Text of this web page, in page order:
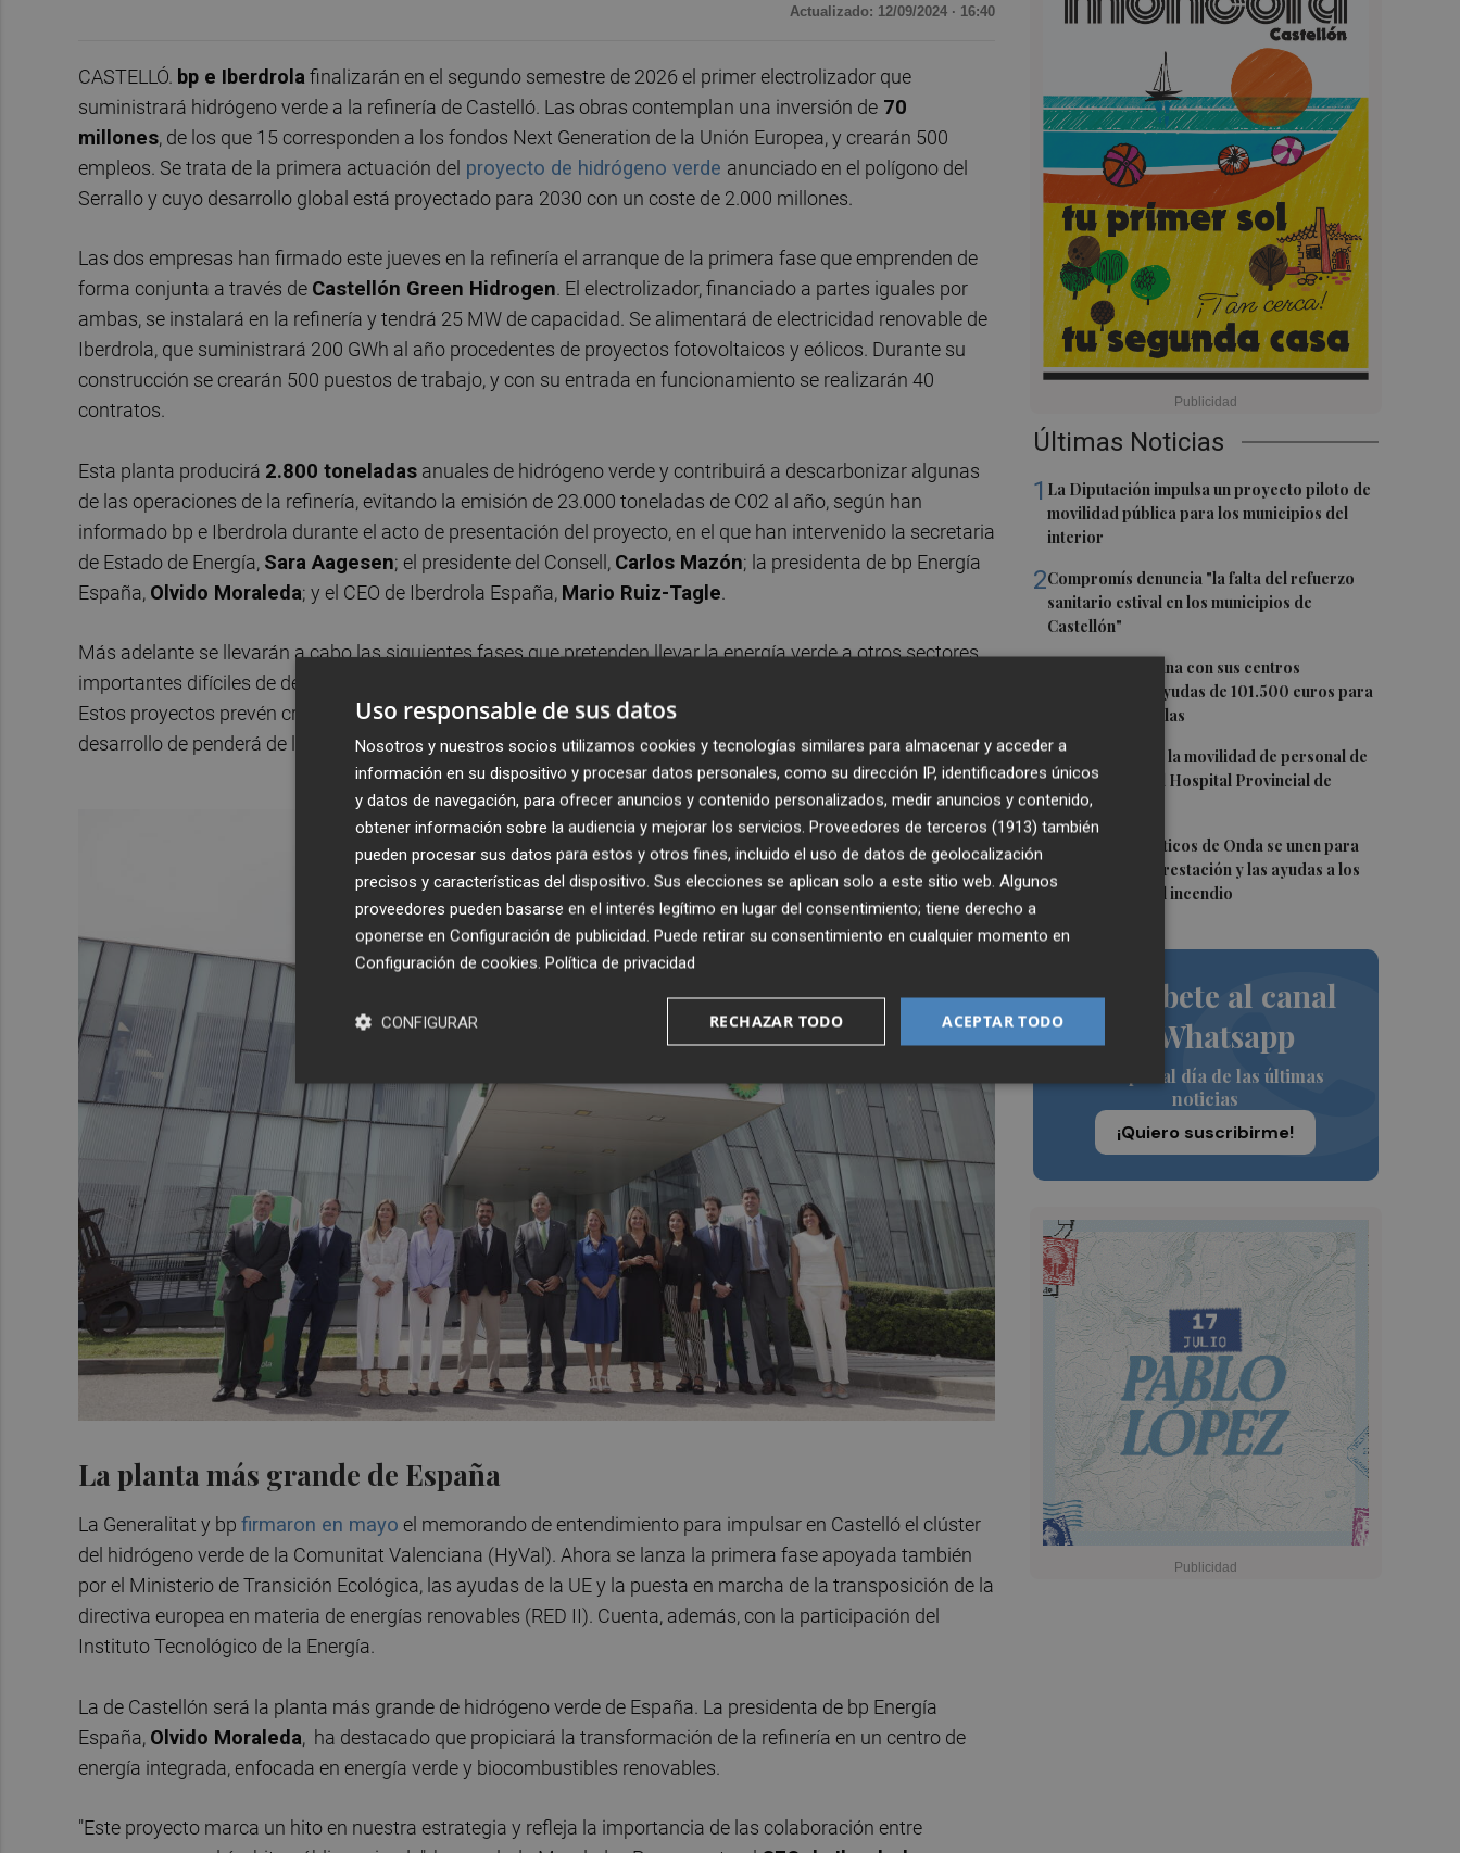
Últimas Noticias
1 La Diputación impulsa un proyecto piloto de
movilidad pública para los municipios del
interior
2Compromís denuncia "la falta del refuerzo
sanitario estival en los municipios de
Castellón"
Burriana coordina con sus centros
educativos las ayudas de 101.500 euros para
climatizar las aulas
4CCOO denuncia la movilidad de personal de
enfermería en el Hospital Provincial de
Castellón
5
Los grupos políticos de Onda se unen para
impulsar la reforestación y las ayudas a los
afectados por el incendio
Suscríbete al canal
de Whatsapp
Siempre al día de las últimas
noticias
¡Quiero suscribirme!
Actualizado: 12/09/2024 · 16:40
CASTELLÓ. bp e Iberdrola finalizarán en el segundo semestre de 2026 el primer electrolizador que
suministrará hidrógeno verde a la refinería de Castelló. Las obras contemplan una inversión de 70
millones, de los que 15 corresponden a los fondos Next Generation de la Unión Europea, y crearán 500
empleos. Se trata de la primera actuación del proyecto de hidrógeno verde anunciado en el polígono del
Serrallo y cuyo desarrollo global está proyectado para 2030 con un coste de 2.000 millones.
Las dos empresas han firmado este jueves en la refinería el arranque de la primera fase que emprenden de
forma conjunta a través de Castellón Green Hidrogen. El electrolizador, financiado a partes iguales por
ambas, se instalará en la refinería y tendrá 25 MW de capacidad. Se alimentará de electricidad renovable de
Iberdrola, que suministrará 200 GWh al año procedentes de proyectos fotovoltaicos y eólicos. Durante su
construcción se crearán 500 puestos de trabajo, y con su entrada en funcionamiento se realizarán 40
contratos.
Esta planta producirá 2.800 toneladas anuales de hidrógeno verde y contribuirá a descarbonizar algunas
de las operaciones de la refinería, evitando la emisión de 23.000 toneladas de C02 al año, según han
informado bp e Iberdrola durante el acto de presentación del proyecto, en el que han intervenido la secretaria
de Estado de Energía, Sara Aagesen; el presidente del Consell, Carlos Mazón; la presidenta de bp Energía
España, Olvido Moraleda; y el CEO de Iberdrola España, Mario Ruiz-Tagle.
Más adelante se llevarán a cabo las siguientes fases que pretenden llevar la energía verde a otros sectores
importantes difíciles de descarbonizar como la
Estos proyectos prevén crear 200 megavatios aunque de momento no hay plazos de ejecución. Su
desarrollo de penderá de las oportunidades de negocio que vayan surgiendo.
La planta más grande de España
La Generalitat y bp firmaron en mayo el memorando de entendimiento para impulsar en Castelló el clúster
del hidrógeno verde de la Comunitat Valenciana (HyVal). Ahora se lanza la primera fase apoyada también
por el Ministerio de Transición Ecológica, las ayudas de la UE y la puesta en marcha de la transposición de la
directiva europea en materia de energías renovables (RED II). Cuenta, además, con la participación del
Instituto Tecnológico de la Energía.
La de Castellón será la planta más grande de hidrógeno verde de España. La presidenta de bp Energía
España, Olvido Moraleda, ha destacado que propiciará la transformación de la refinería en un centro de
energía integrada, enfocada en energía verde y biocombustibles renovables.
"Este proyecto marca un hito en nuestra estrategia y refleja la importancia de las colaboración entre
Uso responsable de sus datos
Nosotros y nuestros socios utilizamos cookies y tecnologías similares para almacenar y acceder a
información en su dispositivo y procesar datos personales, como su dirección IP, identificadores únicos
y datos de navegación, para ofrecer anuncios y contenido personalizados, medir anuncios y contenido,
obtener información sobre la audiencia y mejorar los servicios. Proveedores de terceros (1913) también
pueden procesar sus datos para estos y otros fines, incluido el uso de datos de geolocalización
precisos y características del dispositivo. Sus elecciones se aplican solo a este sitio web. Algunos
proveedores pueden basarse en el interés legítimo en lugar del consentimiento; tiene derecho a
oponerse en Configuración de publicidad. Puede retirar su consentimiento en cualquier momento en
Configuración de cookies. Política de privacidad
ACEPTAR TODO
RECHAZAR TODO
CONFIGURAR